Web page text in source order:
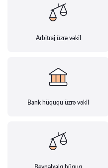
Arbitraj üzrə vəkil
Bank hüququ üzrə vəkil